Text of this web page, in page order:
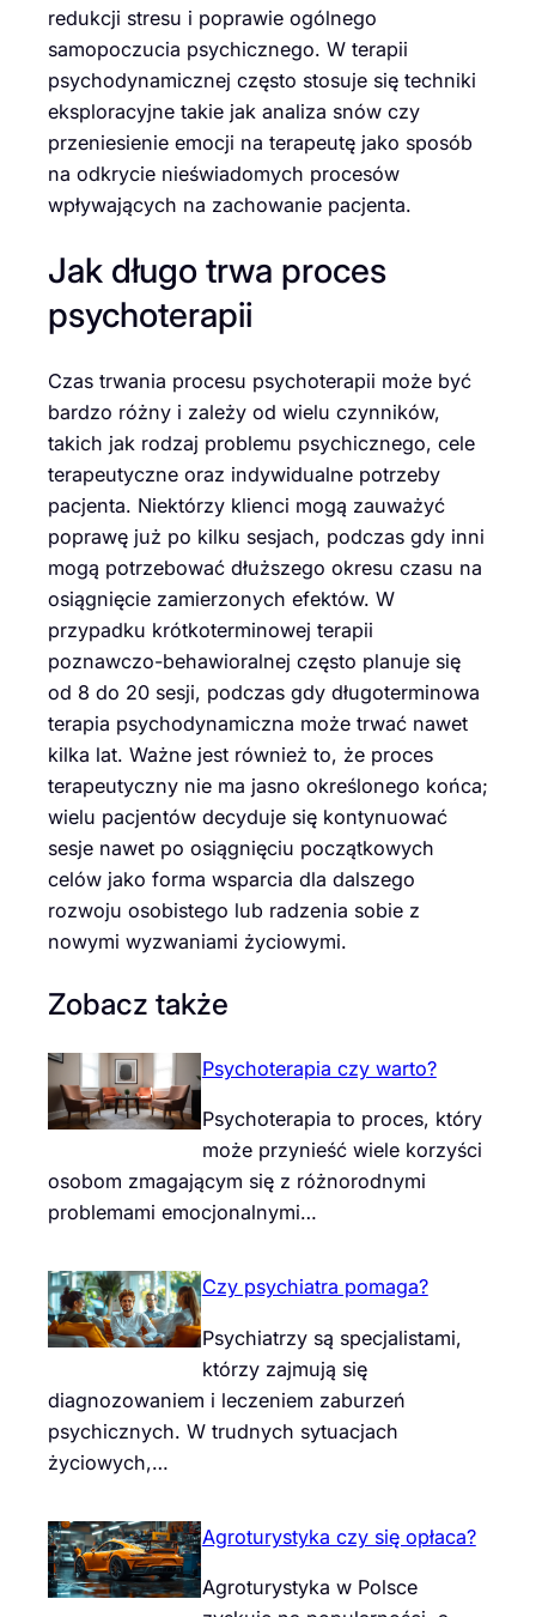
redukcji stresu i poprawie ogólnego
samopoczucia psychicznego. W terapii
psychodynamicznej często stosuje się techniki
eksploracyjne takie jak analiza snów czy
przeniesienie emocji na terapeutę jako sposób
na odkrycie nieświadomych procesów
wpływających na zachowanie pacjenta.
Jak długo trwa proces
psychoterapii
Czas trwania procesu psychoterapii może być
bardzo różny i zależy od wielu czynników,
takich jak rodzaj problemu psychicznego, cele
terapeutyczne oraz indywidualne potrzeby
pacjenta. Niektórzy klienci mogą zauważyć
poprawę już po kilku sesjach, podczas gdy inni
mogą potrzebować dłuższego okresu czasu na
osiągnięcie zamierzonych efektów. W
przypadku krótkoterminowej terapii
poznawczo-behawioralnej często planuje się
od 8 do 20 sesji, podczas gdy długoterminowa
terapia psychodynamiczna może trwać nawet
kilka lat. Ważne jest również to, że proces
terapeutyczny nie ma jasno określonego końca;
wielu pacjentów decyduje się kontynuować
sesje nawet po osiągnięciu początkowych
celów jako forma wsparcia dla dalszego
rozwoju osobistego lub radzenia sobie z
nowymi wyzwaniami życiowymi.
Zobacz także
Psychoterapia czy warto?
Psychoterapia to proces, który
może przynieść wiele korzyści
osobom zmagającym się z różnorodnymi
problemami emocjonalnymi…
Czy psychiatra pomaga?
Psychiatrzy są specjalistami,
którzy zajmują się
diagnozowaniem i leczeniem zaburzeń
psychicznych. W trudnych sytuacjach
życiowych,…
Agroturystyka czy się opłaca?
Agroturystyka w Polsce